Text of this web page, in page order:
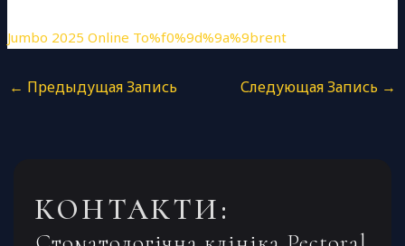
Jumbo 2025 Online To%f0%9d%9a%9brent
← Предыдущая Запись Следующая Запись →
КОНТАКТИ: